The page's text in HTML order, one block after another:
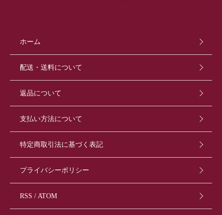
ホーム
配送・送料について
返品について
支払い方法について
特定商取引法に基づく表記
プライバシーポリシー
RSS / ATOM